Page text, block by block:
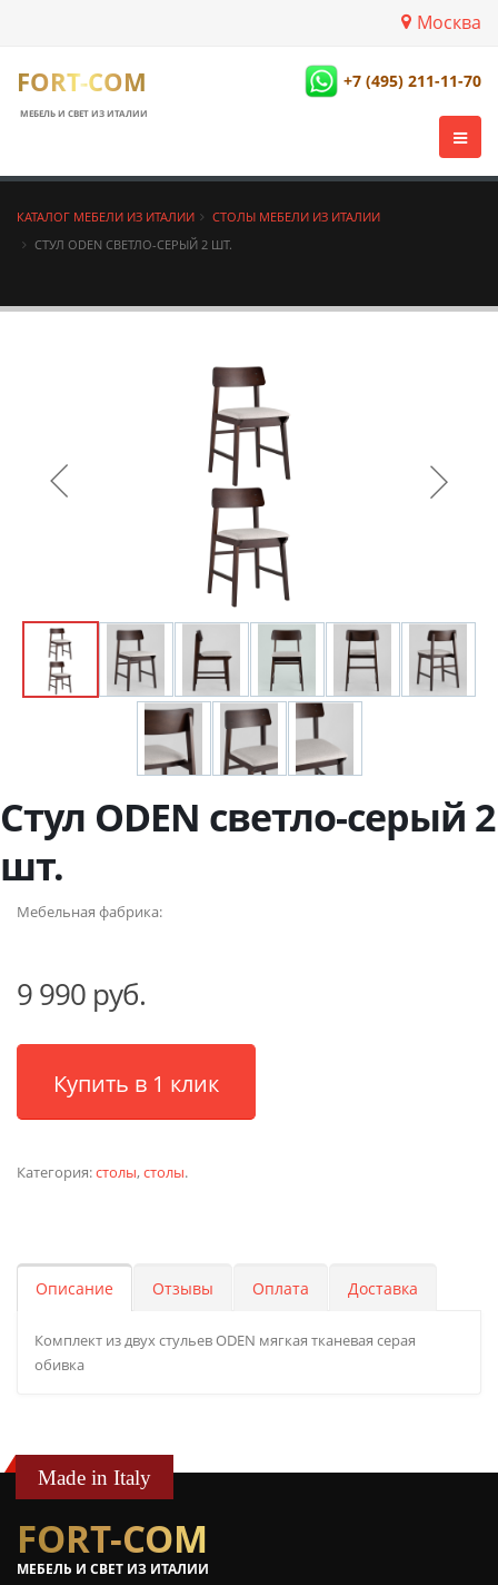
Москва
FORT-COM
МЕБЕЛЬ И СВЕТ ИЗ ИТАЛИИ
+7 (495) 211-11-70
КАТАЛОГ МЕБЕЛИ ИЗ ИТАЛИИ
СТОЛЫ МЕБЕЛИ ИЗ ИТАЛИИ
СТУЛ ODEN СВЕТЛО-СЕРЫЙ 2 ШТ.
Стул ODEN светло-серый 2
шт.
Мебельная фабрика:
9 990 руб.
Купить в 1 клик
Категория:столы,столы.
Описание Отзывы Оплата Доставка
Комплект из двух стульев ODEN мягкая тканевая серая
обивка
Made in Italy
FORT-COM
МЕБЕЛЬ И СВЕТ ИЗ ИТАЛИИ